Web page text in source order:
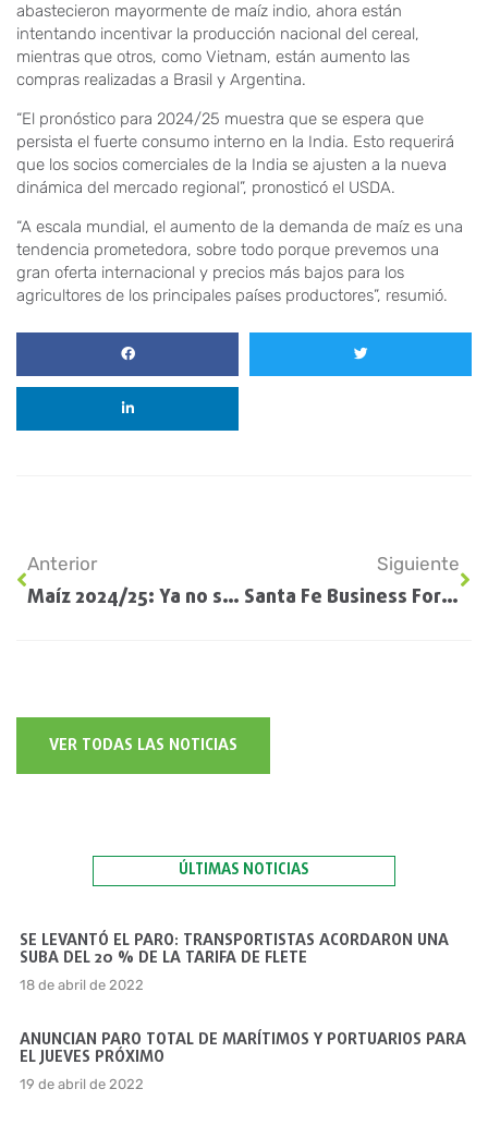
abastecieron mayormente de maíz indio, ahora están
intentando incentivar la producción nacional del cereal,
mientras que otros, como Vietnam, están aumento las
compras realizadas a Brasil y Argentina.
“El pronóstico para 2024/25 muestra que se espera que
persista el fuerte consumo interno en la India. Esto requerirá
que los socios comerciales de la India se ajusten a la nueva
dinámica del mercado regional”, pronosticó el USDA.
“A escala mundial, el aumento de la demanda de maíz es una
tendencia prometedora, sobre todo porque prevemos una
gran oferta internacional y precios más bajos para los
agricultores de los principales países productores”, resumió.
Anterior
Maíz 2024/25: Ya no se habla de aumentar superficie, sino de contener el recorte
Siguiente
Santa Fe Business Forum: compradores extranjeros recorren empresas de la provincia
VER TODAS LAS NOTICIAS
ÚLTIMAS NOTICIAS
SE LEVANTÓ EL PARO: TRANSPORTISTAS ACORDARON UNA
SUBA DEL 20 % DE LA TARIFA DE FLETE
18 de abril de 2022
ANUNCIAN PARO TOTAL DE MARÍTIMOS Y PORTUARIOS PARA
EL JUEVES PRÓXIMO
19 de abril de 2022